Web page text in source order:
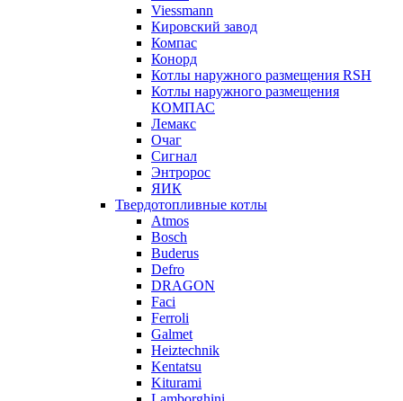
Viessmann
Кировский завод
Компас
Конорд
Котлы наружного размещения RSH
Котлы наружного размещения
КОМПАС
Лемакс
Очаг
Сигнал
Энтророс
ЯИК
Твердотопливные котлы
Atmos
Bosch
Buderus
Defro
DRAGON
Faci
Ferroli
Galmet
Heiztechnik
Kentatsu
Kiturami